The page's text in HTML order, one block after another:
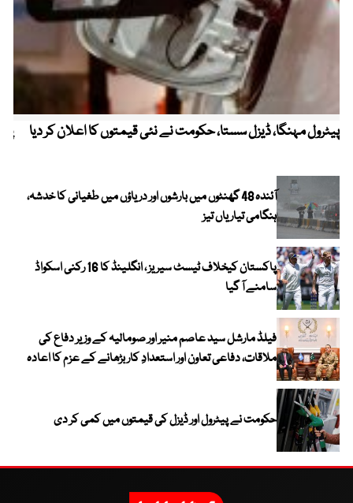
پیٹرول مہنگا، ڈیزل سستا، حکومت نے نئی قیمتوں کا اعلان کر دیا
آئندہ 48 گھنٹوں میں بارشوں اور دریاؤں میں طغیانی کا خدشہ،
ہنگامی تیاریاں تیز
پاکستان کیخلاف ٹیسٹ سیریز ، انگلینڈ کا 16 رکنی اسکواڈ
سامنے آ گیا
فیلڈ مارشل سید عاصم منیر اور صومالیہ کے وزیر دفاع کی
ملاقات، دفاعی تعاون اور استعدادِ کار بڑھانے کے عزم کا اعادہ
حکومت نے پیٹرول اور ڈیزل کی قیمتوں میں کمی کر دی